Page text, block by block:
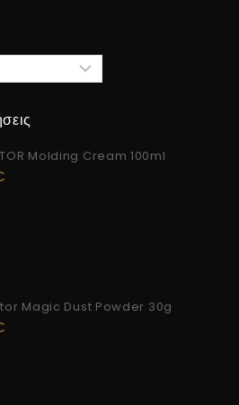
Molding Cream 100ml
Magic Dust Powder 30g